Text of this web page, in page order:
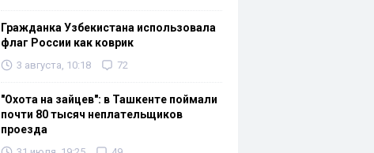
Гражданка Узбекистана использовала
флаг России как коврик
3 августа, 10:18 72
"Охота на зайцев": в Ташкенте поймали
почти 80 тысяч неплательщиков
проезда